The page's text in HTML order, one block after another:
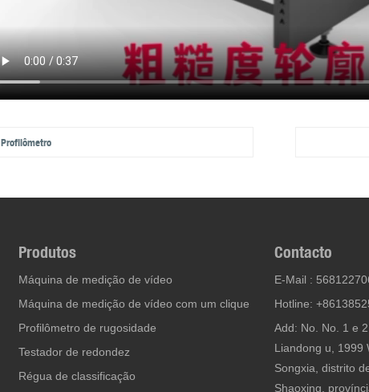
Profilômetro
Produtos
Máquina de medição de vídeo
Máquina de medição de vídeo com um clique
Profilômetro de rugosidade
Testador de redondez
Régua de classificação
Contacto
E-Mail :
Hotline:
Add: No. No. 1 e
Liandong u, 1999
Songxia, distrito
Shaoxing,